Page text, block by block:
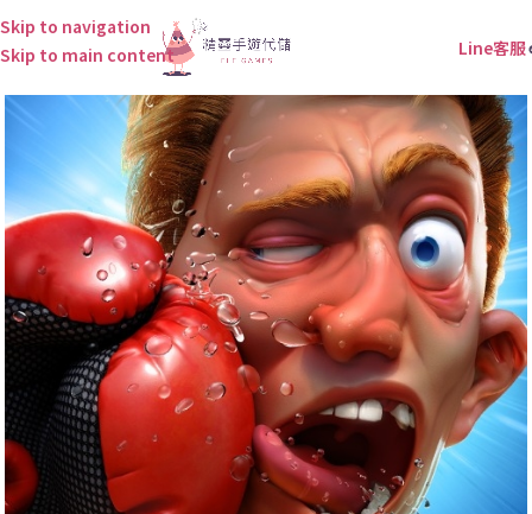
Skip to navigation
Skip to main content
Line客服